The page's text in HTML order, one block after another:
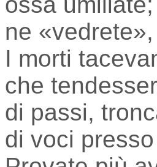
ne
I morti
che
di passi,
di voci